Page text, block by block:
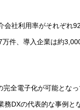
会社利用率がそれぞれ
件、導入企業は約
全電子化が可能とな
務DXの代表的な事例と